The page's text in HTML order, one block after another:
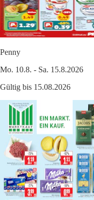
Penny
Mo. 10.8. - Sa. 15.8.2026
Gültig bis 15.08.2026